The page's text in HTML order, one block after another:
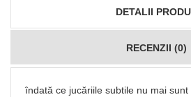
DETALII
RECENZII (0)
îndată ce jucăriile subtile nu mai